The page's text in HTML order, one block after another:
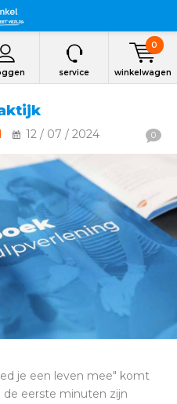
service winkelwagen
0
12 / 07 / 2024 0
je een leven mee" komt
de eerste minuten zijn